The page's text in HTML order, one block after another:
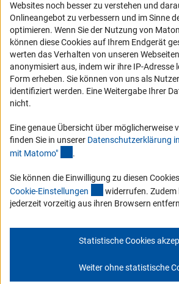
Erklärung zur Barrierefreiheit
Barriere melden
DFG-aktuell
Erhalten Sie Neuigkeiten aus der DFG direkt in
schauen Sie sich die Ausgaben online an.
Zum Newsletter
Impressum Datenschutz Cookie-
Service
Websites noch besser zu verstehen und
Onlineangebot zu verbessern und im Sinne
optimieren. Wenn Sie der Nutzung von
können diese Cookies auf Ihrem Endgerät
werten das Verhalten von unseren
anonymisiert aus, indem wir ihre IP-Adresse
Form erheben. Sie können von uns als
identifiziert werden. Eine Weitergabe Ihrer
nicht.
Eine genaue Übersicht über möglicherweise
finden Sie in unserer Datenschutzerklärung
mit Matomo" .
Sie können die Einwilligung zu diesen
Cookie-Einstellungen (interner Link)
widerrufen. Zudem
jederzeit vorzeitig aus ihren Browsern
Statistische Cookies
Weiter ohne statistische